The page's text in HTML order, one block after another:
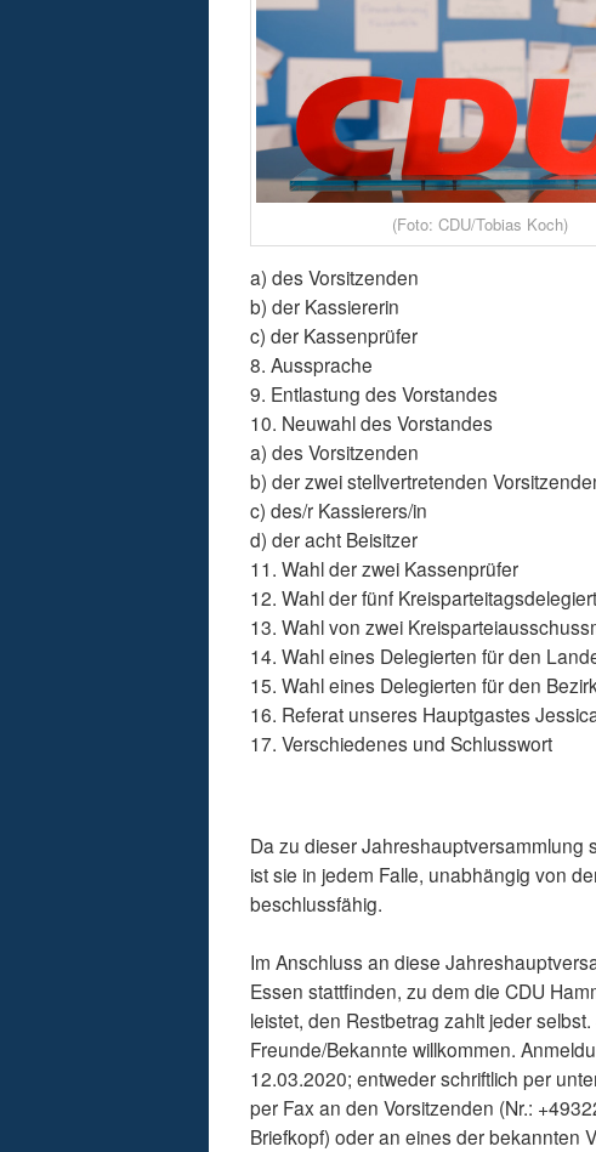
(Foto: CDU/Tobias Koch)
a) des Vorsitzenden
b) der Kassiererin
c) der Kassenprüfer
8. Aussprache
9. Entlastung des Vorstandes
10. Neuwahl des Vorstandes
a) des Vorsitzenden
b) der zwei stellvertretenden
c) des/r Kassierers/in
d) der acht Beisitzer
11. Wahl der zwei Kassenprüfer
12. Wahl der fünf
13. Wahl von zwei
14. Wahl eines Delegierten für den
15. Wahl eines Delegierten für den
16. Referat unseres Hauptgastes
17. Verschiedenes und Schlusswort
Da zu dieser
ist sie in jedem Falle, unabhängig von
beschlussfähig.
Im Anschluss an diese
Essen stattfinden, zu dem die CDU
leistet, den Restbetrag zahlt jeder
Freunde/Bekannte willkommen.
12.03.2020; entweder schriftlich per
per Fax an den Vorsitzenden (Nr.:
Briefkopf) oder an eines der bekannten